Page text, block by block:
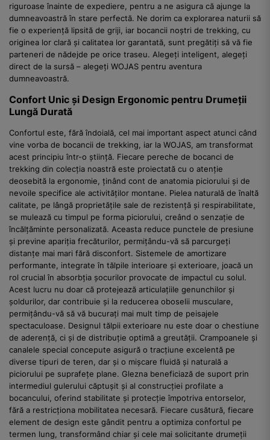
riguroase înainte de expediere, pentru a ne asigura că ajunge la
dumneavoastră în stare perfectă. Ne dorim ca explorarea naturii să
fie o experiență lipsită de griji, iar bocancii noștri de trekking, cu
originea lor clară și calitatea lor garantată, sunt pregătiți să vă fie
parteneri de nădejde pe orice traseu. Alegeți inteligent, alegeți
direct de la sursă – alegeți WOJAS pentru aventura
dumneavoastră.
Confort Unic și Design Ergonomic pentru Drumeții
Lungă Durată
Confortul este, fără îndoială, cel mai important aspect atunci când
vine vorba de bocancii de trekking, iar la WOJAS, am transformat
acest principiu într-o știință. Fiecare pereche de bocanci de
trekking din colecția noastră este proiectată cu o atenție
deosebită la ergonomie, ținând cont de anatomia piciorului și de
nevoile specifice ale activităților montane. Pielea naturală de înaltă
calitate, pe lângă proprietățile sale de rezistență și respirabilitate,
se mulează cu timpul pe forma piciorului, creând o senzație de
încălțăminte personalizată. Aceasta reduce punctele de presiune
și previne apariția frecăturilor, permițându-vă să parcurgeți
distanțe mai mari fără disconfort. Sistemele de amortizare
performante, integrate în tălpile interioare și exterioare, joacă un
rol crucial în absorbția șocurilor provocate de impactul cu solul.
Acest lucru nu doar că protejează articulațiile genunchilor și
șoldurilor, dar contribuie și la reducerea oboselii musculare,
permițându-vă să vă bucurați mai mult timp de peisajele
spectaculoase. Designul tălpii exterioare nu este doar o chestiune
de aderență, ci și de distribuție optimă a greutății. Crampoanele și
canalele special concepute asigură o tracțiune excelentă pe
diverse tipuri de teren, dar și o mișcare fluidă și naturală a
piciorului pe suprafețe plane. Glezna beneficiază de suport prin
intermediul gulerului căptușit și al construcției profilate a
bocancului, oferind stabilitate și protecție împotriva entorselor,
fără a restricționa mobilitatea necesară. Fiecare cusătură, fiecare
element de design este gândit pentru a optimiza confortul pe
termen lung, transformând chiar și cele mai solicitante drumeții